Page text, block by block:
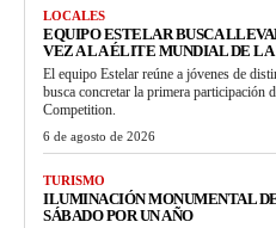
LOCALES
EQUIPO ESTELAR BUSCA
VEZ A LA ÉLITE MUNDIAL DE
El equipo Estelar reúne a jóvenes de
busca concretar la primera participación
Competition.
6 de agosto de 2026
TURISMO
ILUMINACIÓN MONUMENTAL
SÁBADO POR UN AÑO